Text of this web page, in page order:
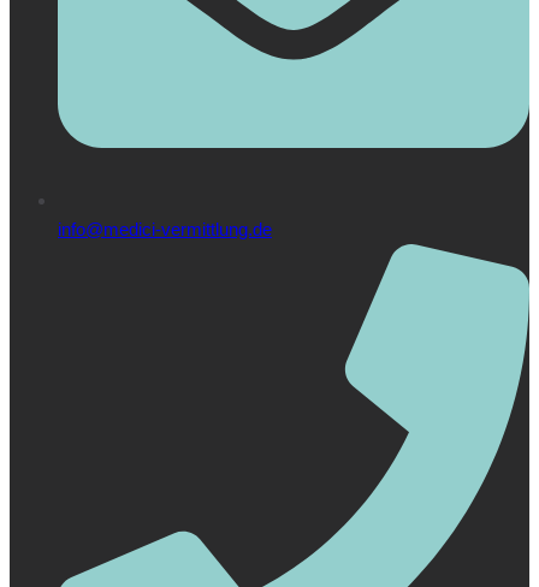
info@medici-vermittlung.de